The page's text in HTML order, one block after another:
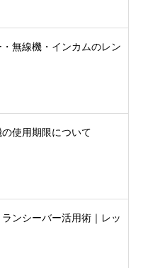
・無線機・インカムのレン
使用期限について
ンシーバー活用術｜レッ